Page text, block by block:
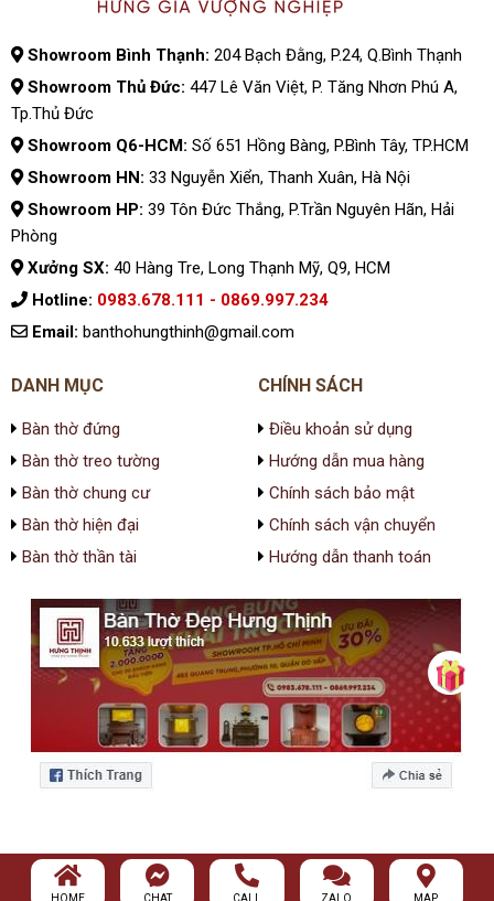
Showroom Bình Thạnh: 204 Bạch Đằng, P.24, Q.Bình Thạnh
Showroom Thủ Đức: 447 Lê Văn Việt, P. Tăng Nhơn Phú A,
Tp.Thủ Đức
Showroom Q6-HCM: Số 651 Hồng Bàng, P.Bình Tây, TP.HCM
Showroom HN: 33 Nguyễn Xiển, Thanh Xuân, Hà Nội
Showroom HP: 39 Tôn Đức Thắng, P.Trần Nguyên Hãn, Hải
Phòng
Xưởng SX: 40 Hàng Tre, Long Thạnh Mỹ, Q9, HCM
Hotline: 0983.678.111 - 0869.997.234
Email: banthohungthinh@gmail.com
DANH MỤC
Bàn thờ đứng
Bàn thờ treo tường
Bàn thờ chung cư
Bàn thờ hiện đại
Bàn thờ thần tài
CHÍNH SÁCH
Điều khoản sử dụng
Hướng dẫn mua hàng
Chính sách bảo mật
Chính sách vận chuyển
Hướng dẫn thanh toán
HOME CHAT CALL ZALO MAP